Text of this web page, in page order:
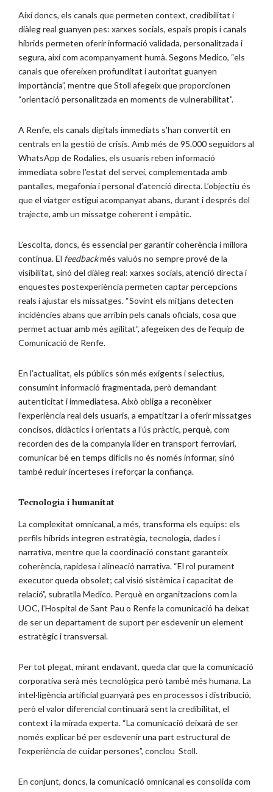
Així doncs, els canals que permeten context, credibilitat i
diàleg real guanyen pes: xarxes socials, espais propis i canals
híbrids permeten oferir informació validada, personalitzada i
segura, així com acompanyament humà. Segons Medico, “els
canals que ofereixen profunditat i autoritat guanyen
importància”, mentre que Stoll afegeix que proporcionen
“orientació personalitzada en moments de vulnerabilitat”.
A Renfe, els canals digitals immediats s’han convertit en
centrals en la gestió de crisis. Amb més de 95.000 seguidors al
WhatsApp de Rodalies, els usuaris reben informació
immediata sobre l’estat del servei, complementada amb
pantalles, megafonia i personal d’atenció directa. L’objectiu és
que el viatger estigui acompanyat abans, durant i després del
trajecte, amb un missatge coherent i empàtic.
L’escolta, doncs, és essencial per garantir coherència i millora
contínua. El feedbackmés valuós no sempre prové de la
visibilitat, sinó del diàleg real: xarxes socials, atenció directa i
enquestes postexperiència permeten captar percepcions
reals i ajustar els missatges. “Sovint els mitjans detecten
incidències abans que arribin pels canals oficials, cosa que
permet actuar amb més agilitat”, afegeixen des de l’equip de
Comunicació de Renfe.
En l’actualitat, els públics són més exigents i selectius,
consumint informació fragmentada, però demandant
autenticitat i immediatesa. Això obliga a reconèixer
l’experiència real dels usuaris, a empatitzar i a oferir missatges
concisos, didàctics i orientats a l’ús pràctic, perquè, com
recorden des de la companyia líder en transport ferroviari,
comunicar bé en temps difícils no és només informar, sinó
també reduir incerteses i reforçar la confiança.
Tecnologia i humanitat
La complexitat omnicanal, a més, transforma els equips: els
perfils híbrids integren estratègia, tecnologia, dades i
narrativa, mentre que la coordinació constant garanteix
coherència, rapidesa i alineació narrativa. “El rol purament
executor queda obsolet; cal visió sistèmica i capacitat de
relació”, subratlla Medico. Perquè en organitzacions com la
UOC, l’Hospital de Sant Pau o Renfe la comunicació ha deixat
de ser un departament de suport per esdevenir un element
estratègic i transversal.
Per tot plegat, mirant endavant, queda clar que la comunicació
corporativa serà més tecnològica però també més humana. La
intel·ligència artificial guanyarà pes en processos i distribució,
però el valor diferencial continuarà sent la credibilitat, el
context i la mirada experta. “La comunicació deixarà de ser
només explicar bé per esdevenir una part estructural de
l’experiència de cuidar persones”, conclou Stoll.
En conjunt, doncs, la comunicació omnicanal es consolida com